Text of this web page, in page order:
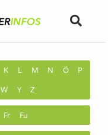
K L M N Ö
P
W Y Z
Fr Fu